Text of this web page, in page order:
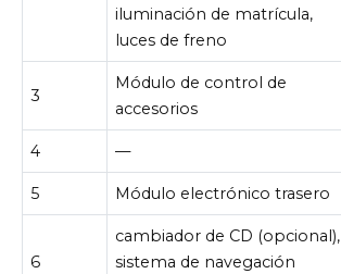
iluminación de matrícula,
luces de freno
3
Módulo de control de
accesorios
4 —
5 Módulo electrónico trasero
6
cambiador de CD (opcional),
sistema de navegación